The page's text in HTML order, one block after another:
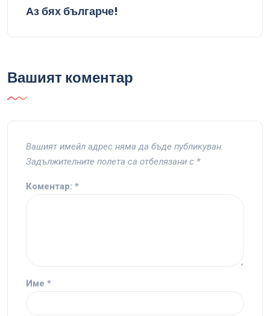
Аз бях българче!
Вашият коментар
Вашият имейл адрес няма да бъде публикуван.
Задължителните полета са отбелязани с *
Коментар: *
Име *